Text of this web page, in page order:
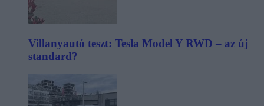
Villanyautó teszt: Tesla Model Y RWD – az új
standard?